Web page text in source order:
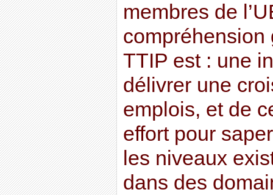
membres de
compréhension
TTIP est : une
délivrer une
emplois, et de
effort pour
les niveaux
dans des